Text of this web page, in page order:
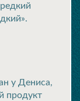
у Дениса,
продукт